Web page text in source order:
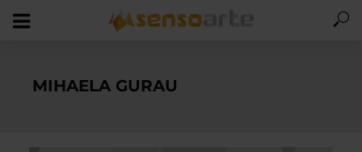
MIHAELA GURAU